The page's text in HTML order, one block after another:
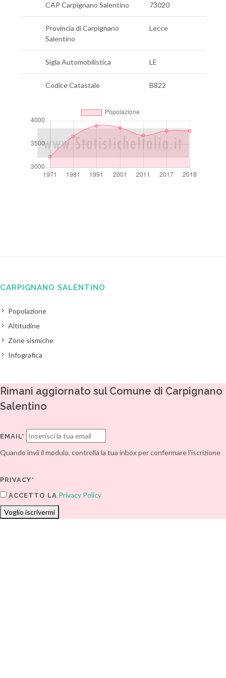
CAP Carpignano Salentino 73020
Provincia di Carpignano
Salentino
Lecce
Sigla Automobilistica LE
Codice Catastale B822
CARPIGNANO SALENTINO
Popolazione
Altitudine
Zone sismiche
Infografica
Rimani aggiornato sul Comune di Carpignano
Salentino
EMAIL*
Quando invii il modulo, controlla la tua inbox per confermare l'iscrizione
PRIVACY*
ACCETTO LA Privacy Policy
Voglio iscrivermi